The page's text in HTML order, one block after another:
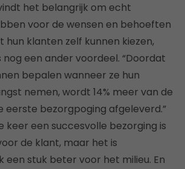
het belangrijk om echt
voor de wensen en behoeften
hun klanten zelf kunnen kiezen,
een ander voordeel. “Doordat
bepalen wanneer ze hun
nemen, wordt 14% meer van de
eerste bezorgpoging afgeleverd.”
keer een succesvolle bezorging is
de klant, maar het is
een stuk beter voor het milieu. En